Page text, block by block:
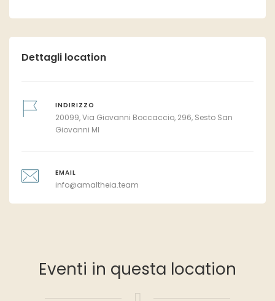
Dettagli location
INDIRIZZO
20099, Via Giovanni Boccaccio, 296, Sesto San
Giovanni MI
EMAIL
info@amaltheia.team
Eventi in questa location